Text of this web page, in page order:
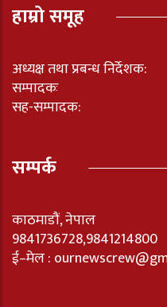
हाम्रो समूह
अध्यक्ष तथा प्रबन्ध निर्देशक:
सम्पादकः
सह-सम्पादक:
सम्पर्क
काठमाडौं, नेपाल
9841736728,9841214800
ई–मेल :